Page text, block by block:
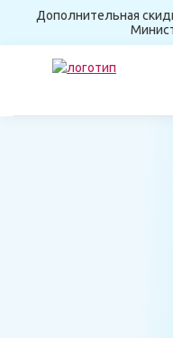
Дополнительная